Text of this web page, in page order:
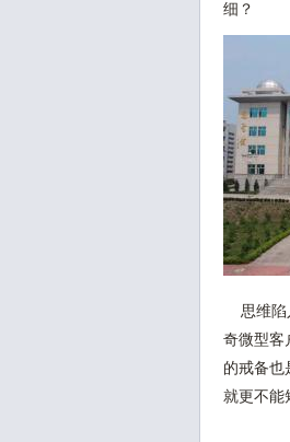
细？
思维陷
奇微型客
的戒备也
就更不能